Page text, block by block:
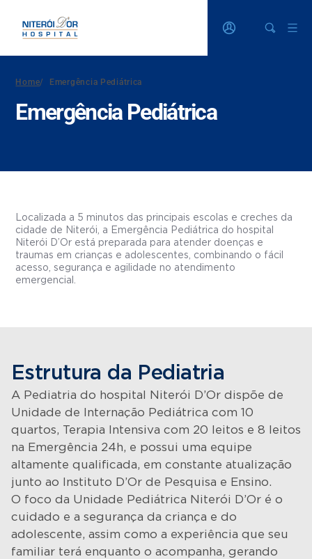
Home/ Emergência Pediátrica
Emergência Pediátrica
Localizada a 5 minutos das principais escolas e creches da
cidade de Niterói, a Emergência Pediátrica do hospital
Niterói D’Or está preparada para atender doenças e
traumas em crianças e adolescentes, combinando o fácil
acesso, segurança e agilidade no atendimento
emergencial.
Estrutura da Pediatria
A Pediatria do hospital Niterói D’Or dispõe de
Unidade de Internação Pediátrica com 10
quartos, Terapia Intensiva com 20 leitos e 8 leitos
na Emergência 24h, e possui uma equipe
altamente qualificada, em constante atualização
junto ao Instituto D’Or de Pesquisa e Ensino.
O foco da Unidade Pediátrica Niterói D’Or é o
cuidado e a segurança da criança e do
adolescente, assim como a experiência que seu
familiar terá enquanto o acompanha, gerando